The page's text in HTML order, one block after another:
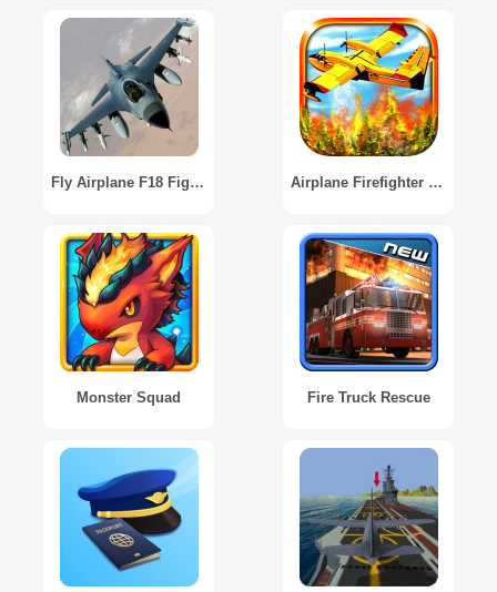
Fly Airplane F18 Fighters 3D Airplane Firefighter Simulator
Monster Squad Fire Truck Rescue